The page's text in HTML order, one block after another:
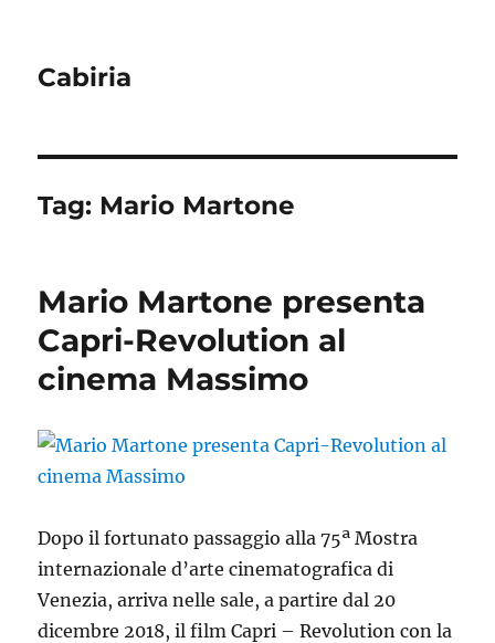
Cabiria
Tag: Mario Martone
Mario Martone presenta
Capri-Revolution al
cinema Massimo
Dopo il fortunato passaggio alla 75ª Mostra
internazionale d’arte cinematografica di
Venezia, arriva nelle sale, a partire dal 20
dicembre 2018, il film Capri – Revolution con la